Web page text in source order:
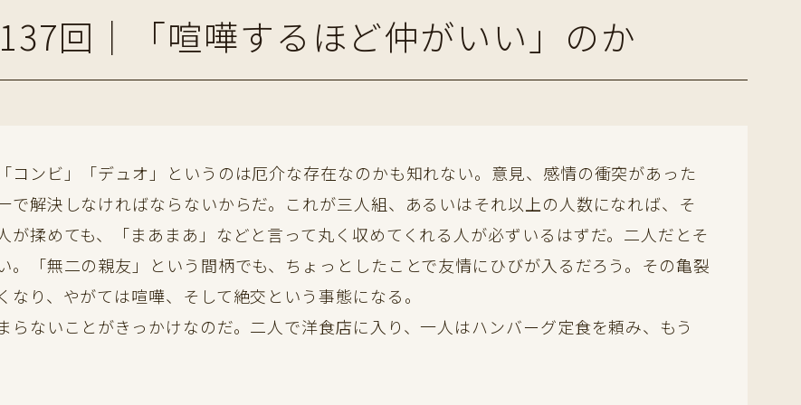
回｜「喧嘩するほど仲がいい」のか
コンビ」「デュオ」というのは厄介な存在なのかも知れない。意見、感情の衝突があった
で解決しなければならないからだ。これが三人組、あるいはそれ以上の人数になれば、そ
が揉めても、「まあまあ」などと言って丸く収めてくれる人が必ずいるはずだ。二人だとそ
。「無二の親友」という間柄でも、ちょっとしたことで友情にひびが入るだろう。その亀裂
なり、やがては喧嘩、そして絶交という事態になる。
らないことがきっかけなのだ。二人で洋食店に入り、一人はハンバーグ定食を頼み、もう